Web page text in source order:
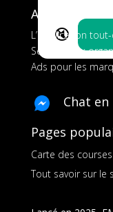
🔇
A propos de
L’application
Services aux
Ads pour les
Chat
Pages
Carte des courses
Tout savoir sur le